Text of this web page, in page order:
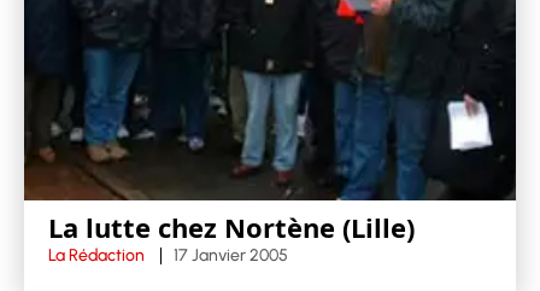
La lutte chez Nortène (Lille)
La Rédaction 17 Janvier 2005